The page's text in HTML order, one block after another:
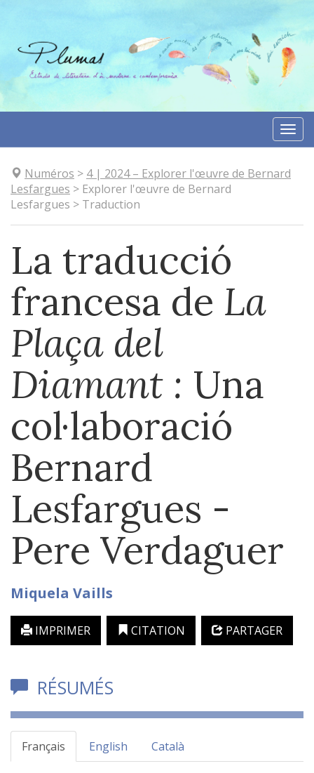
contenu
Numéros > 4| 2024– Explorer l'œuvre de Bernard
Lesfargues > Explorer l'œuvre de Bernard
Lesfargues > Traduction
La traducció
francesa de La
Plaça del
Diamant : Una
col·laboració
Bernard
Lesfargues -
Pere Verdaguer
Miquela Vaills
IMPRIMER CITATION PARTAGER
RÉSUMÉS
Français English Català